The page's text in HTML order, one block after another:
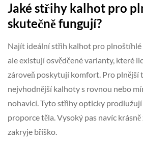
Jaké střihy kalhot pro
skutečně fungují?
Najít ideální střih kalhot pro plnoštíhlé
ale existují osvědčené varianty, které
zároveň poskytují komfort. Pro plnější
nejvhodnější kalhoty s rovnou nebo
nohavicí. Tyto střihy opticky
proporce těla. Vysoký pas navíc
zakryje bříško.